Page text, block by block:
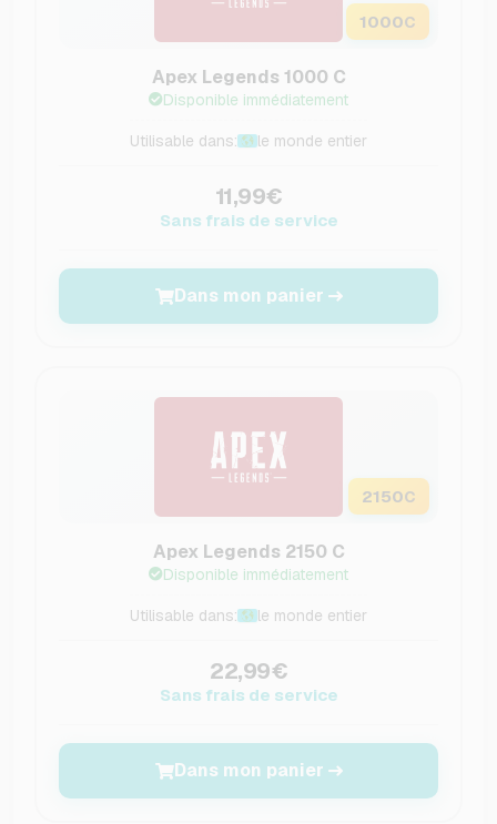
1000C
Apex Legends 1000 C
Disponible immédiatement
Utilisable dans: le monde entier
11,99€
Sans frais de service
Dans mon panier
2150C
Apex Legends 2150 C
Disponible immédiatement
Utilisable dans: le monde entier
22,99€
Sans frais de service
Dans mon panier